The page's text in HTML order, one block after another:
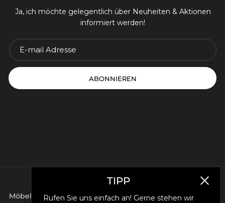
Ja, ich möchte gelegentlich über Neuheiten & Aktionen
informiert werden!
ABONNIEREN
Möbelwerk e.U.
TIPP
Rufen Sie uns einfach an! Gerne stehen wir